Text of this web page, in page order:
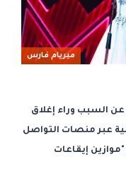
ميريام فارس
السبب وراء إغلاق
عبر منصات التواصل
إيقاعات